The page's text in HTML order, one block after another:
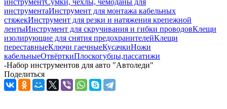
инструментСумки, чехлы, чемоданы для
инструментаИнструмент для монтажа кабельных
стяжекИнструмент для резки и натяжения крепежной
лентыИнструмент для скручивания и гибки проводовКлещи
изолирующие для снятия предохранителейКлещи
переставныеКлючи гаечныеКусачкиНожи
кабельныеОтвёрткиПлоскогубцы,пассатижи
-Набор инструментов для авто "Автоледи"
Поделиться